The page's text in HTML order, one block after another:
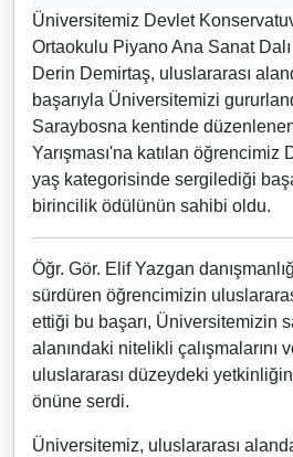
Üniversitemiz Devlet
Ortaokulu Piyano Ana Sanat Dalı
Derin Demirtaş, uluslararası
başarıyla Üniversitemizi
Saraybosna kentinde
Yarışması'na katılan öğrencimiz
yaş kategorisinde sergilediği
birincilik ödülünün sahibi oldu.
Öğr. Gör. Elif Yazgan
sürdüren öğrencimizin
ettiği bu başarı, Üniversitemizin
alanındaki nitelikli çalışmalarını
uluslararası düzeydeki
önüne serdi.
Üniversitemiz, uluslararası